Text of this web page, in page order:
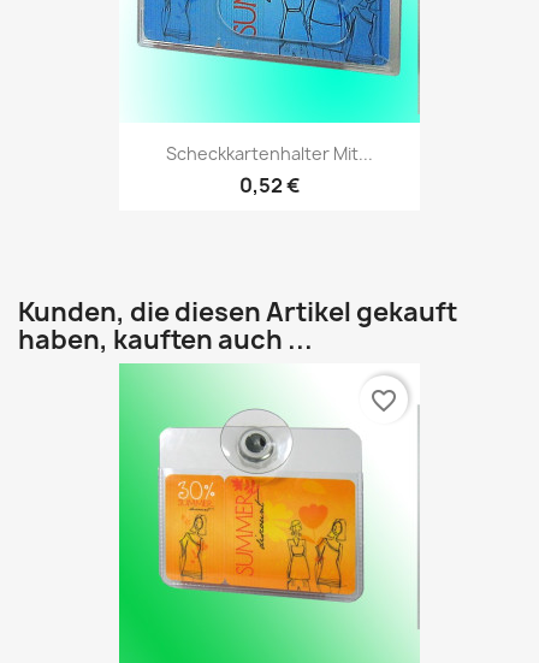
Scheckkartenhalter Mit...
0,52 €
Kunden, die diesen Artikel gekauft
haben, kauften auch ...
favorite_border